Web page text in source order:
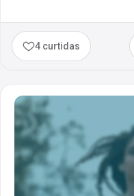
4 curtidas